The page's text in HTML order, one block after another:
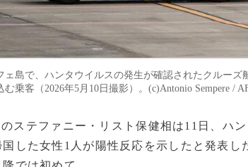
ェ島で、ハンタウイルスの発生が確認されたクルー
乗客（2026年5月10日撮影）。(c)Antonio Sempere /
のステファニー・リスト保健相は11日、ハ
した女性1人が陽性反応を示したと発表し